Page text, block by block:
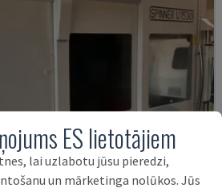
ES lietotājiem
lai uzlabotu jūsu pieredzi,
un mārketinga nolūkos. Jūs